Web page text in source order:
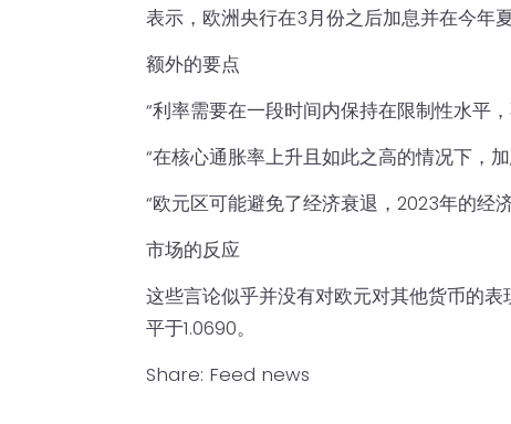
表示，欧洲央行在3月份之后加息并在今年
额外的要点
“利率需要在一段时间内保持在限制性水平
“在核心通胀率上升且如此之高的情况下，
“欧元区可能避免了经济衰退，2023年的经
市场的反应
这些言论似乎并没有对欧元对其他货币的
平于1.0690。
Share: Feed news